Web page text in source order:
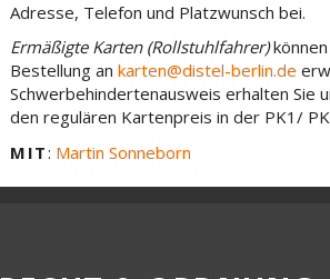
Adresse, Telefon und Platzwunsch bei.
Ermäßigte Karten (Rollstuhlfahrer)
Bestellung an karten@distel-berlin.de
Schwerbehindertenausweis erhalten Sie
den regulären Kartenpreis in der PK1/
MIT: Martin Sonneborn